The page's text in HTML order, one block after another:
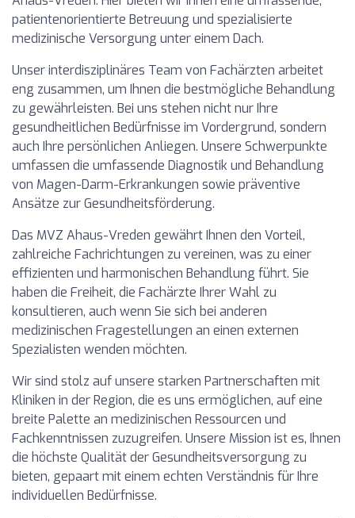
patientenorientierte Betreuung und spezialisierte
medizinische Versorgung unter einem Dach.
Unser interdisziplinäres Team von Fachärzten arbeitet
eng zusammen, um Ihnen die bestmögliche Behandlung
zu gewährleisten. Bei uns stehen nicht nur Ihre
gesundheitlichen Bedürfnisse im Vordergrund, sondern
auch Ihre persönlichen Anliegen. Unsere Schwerpunkte
umfassen die umfassende Diagnostik und Behandlung
von Magen-Darm-Erkrankungen sowie präventive
Ansätze zur Gesundheitsförderung.
Das MVZ Ahaus-Vreden gewährt Ihnen den Vorteil,
zahlreiche Fachrichtungen zu vereinen, was zu einer
effizienten und harmonischen Behandlung führt. Sie
haben die Freiheit, die Fachärzte Ihrer Wahl zu
konsultieren, auch wenn Sie sich bei anderen
medizinischen Fragestellungen an einen externen
Spezialisten wenden möchten.
Wir sind stolz auf unsere starken Partnerschaften mit
Kliniken in der Region, die es uns ermöglichen, auf eine
breite Palette an medizinischen Ressourcen und
Fachkenntnissen zuzugreifen. Unsere Mission ist es, Ihnen
die höchste Qualität der Gesundheitsversorgung zu
bieten, gepaart mit einem echten Verständnis für Ihre
individuellen Bedürfnisse.